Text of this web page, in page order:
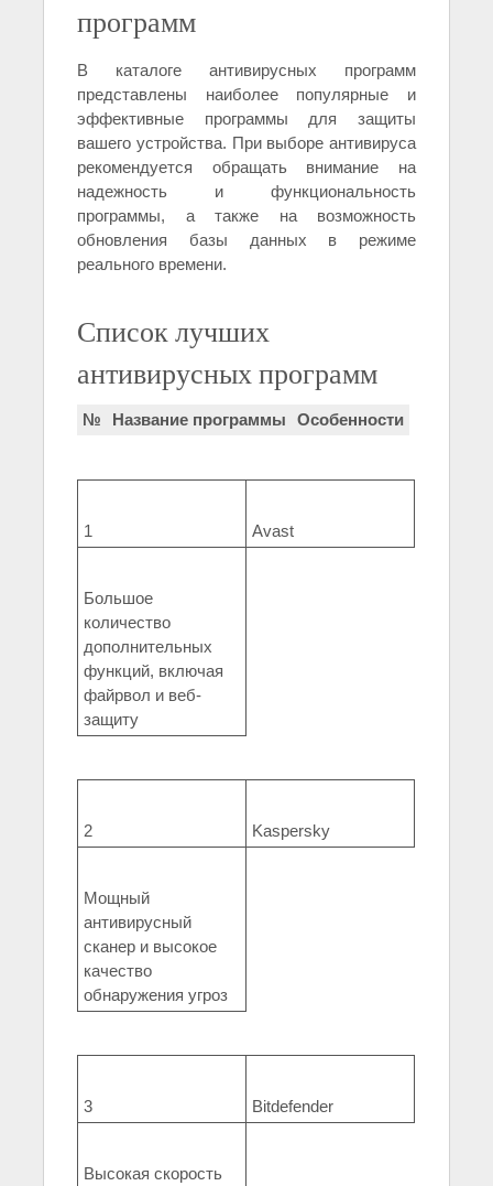
программ
В каталоге антивирусных программ
представлены наиболее популярные и
эффективные программы для защиты
вашего устройства. При выборе антивируса
рекомендуется обращать внимание на
надежность и функциональность
программы, а также на возможность
обновления базы данных в режиме
реального времени.
Список лучших
антивирусных программ
№ Название программы Особенности
1 Avast
Большое
количество
дополнительных
функций, включая
файрвол и веб-
защиту
2 Kaspersky
Мощный
антивирусный
сканер и высокое
качество
обнаружения угроз
3 Bitdefender
Высокая скорость